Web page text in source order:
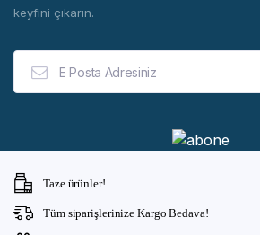
keyfini çıkarın.
Taze ürünler!
Tüm siparişlerinize Kargo Bedava!